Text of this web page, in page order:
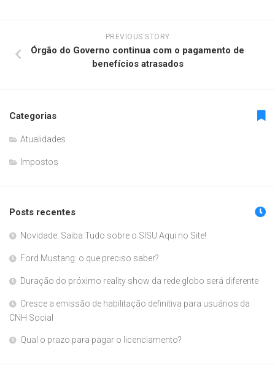
PREVIOUS STORY
Órgão do Governo continua com o pagamento de
benefícios atrasados
Categorias
Atualidades
Impostos
Posts recentes
Novidade: Saiba Tudo sobre o SISU Aqui no Site!
Ford Mustang: o que preciso saber?
Duração do próximo reality show da rede globo será diferente
Cresce a emissão de habilitação definitiva para usuários da
CNH Social
Qual o prazo para pagar o licenciamento?